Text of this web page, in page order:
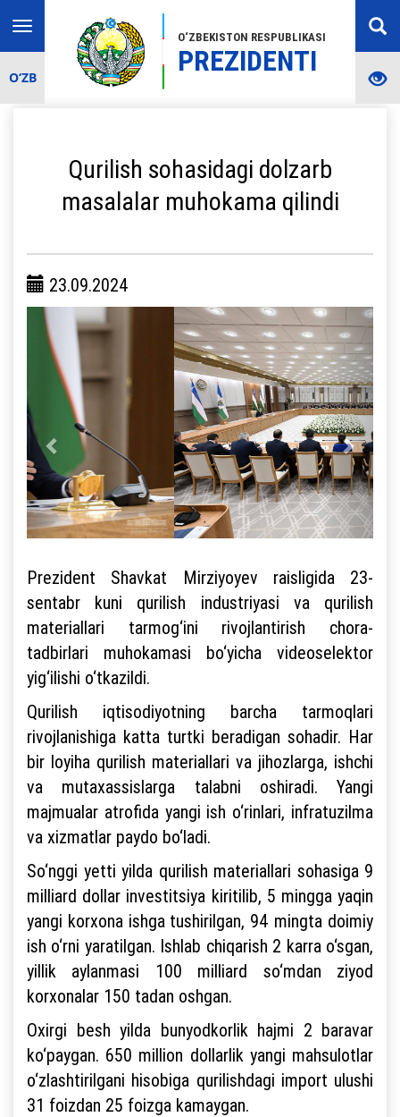
O‘ZBEKISTON RESPUBLIKASI
PREZIDENTI
Toggle
navigation
O‘ZB
Qurilish sohasidagi dolzarb
masalalar muhokama qilindi
23.09.2024
Prezident Shavkat Mirziyoyev raisligida 23-
sentabr kuni qurilish industriyasi va qurilish
materiallari tarmog‘ini rivojlantirish chora-
tadbirlari muhokamasi bo‘yicha videoselektor
yig‘ilishi o‘tkazildi.
Qurilish iqtisodiyotning barcha tarmoqlari
rivojlanishiga katta turtki beradigan sohadir. Har
bir loyiha qurilish materiallari va jihozlarga, ishchi
va mutaxassislarga talabni oshiradi. Yangi
majmualar atrofida yangi ish o‘rinlari, infratuzilma
va xizmatlar paydo bo‘ladi.
So‘nggi yetti yilda qurilish materiallari sohasiga 9
milliard dollar investitsiya kiritilib, 5 mingga yaqin
yangi korxona ishga tushirilgan, 94 mingta doimiy
ish o‘rni yaratilgan. Ishlab chiqarish 2 karra o‘sgan,
yillik aylanmasi 100 milliard so‘mdan ziyod
korxonalar 150 tadan oshgan.
Oxirgi besh yilda bunyodkorlik hajmi 2 baravar
ko‘paygan. 650 million dollarlik yangi mahsulotlar
o‘zlashtirilgani hisobiga qurilishdagi import ulushi
31 foizdan 25 foizga kamaygan.